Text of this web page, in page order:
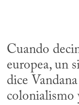
Cuando
europea, un
dice
colonialismo